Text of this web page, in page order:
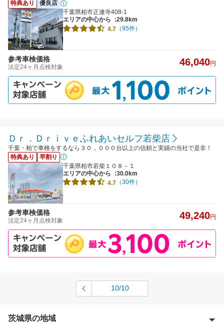
特典あり
優良店
千葉県柏市正連寺408-1
エリアの中心から
:29.8km
4.7 （95件）
参考車検価格
法定24ヶ月点検対象 46,040円
Ｄｒ．Ｄｒｉｖｅふれあいセルフ若柴店
千葉・柏で車検をするなら３０，０００台以上の信頼と実績の当社で是非！
特典あり
早割り
千葉県柏市若柴１０８－１
エリアの中心から
:30.0km
4.7 （30件）
参考車検価格
法定24ヶ月点検対象 49,240円
10/10
茨城県の地域